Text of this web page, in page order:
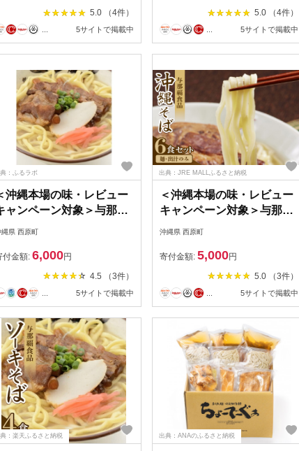
5.0 （4件）
5サイトで掲載中
5.0 （4件）
5サイトで掲載中
：ふるラボ
沖縄本場の味・レビュー
ャンペーン対象＞与那覇
品のソーキそば(麺・スー
1663105】
縄県 西原町
付金額:6,000円
4.5 （3件）
5サイトで掲載中
出典：JRE MALLふるさと納税
＜沖縄本場の味・レビュー
キャンペーン対象＞与那覇
食品の沖縄そば6食セット
【1671516】
沖縄県 西原町
寄付金額: 5,000円
5.0 （3件）
5サイトで掲載中
：楽天ふるさと納税 出典：ANAのふるさと納税